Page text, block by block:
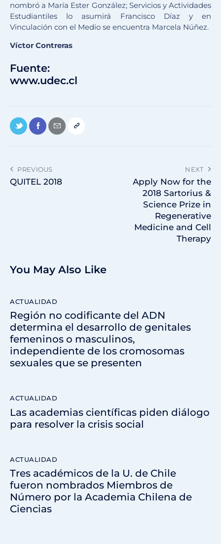
nombró a María Ester González; Servicios y Actividades
Estudiantiles lo asumirá Francisco Díaz y en
Vinculación con el Medio se encuentra Marcela Núñez.
Víctor Contreras
Fuente:
www.udec.cl
PREVIOUS
QUITEL 2018
NEXT
Apply Now for the
2018 Sartorius &
Science Prize in
Regenerative
Medicine and Cell
Therapy
You May Also Like
ACTUALIDAD
Región no codificante del ADN
determina el desarrollo de genitales
femeninos o masculinos,
independiente de los cromosomas
sexuales que se presenten
ACTUALIDAD
Las academias científicas piden diálogo
para resolver la crisis social
ACTUALIDAD
Tres académicos de la U. de Chile
fueron nombrados Miembros de
Número por la Academia Chilena de
Ciencias